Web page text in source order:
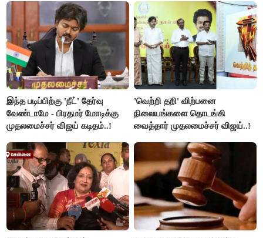
இந்த படிப்பிற்கு 'நீட்' தேர்வு
வேண்டாமே - பிரதமர் மோடிக்கு
முதலமைச்சர் விஜய் கடிதம்..!
'வெற்றி தறி' விற்பனை
நிலையங்களை தொடங்கி
வைத்தார் முதலமைச்சர் விஜய்..!